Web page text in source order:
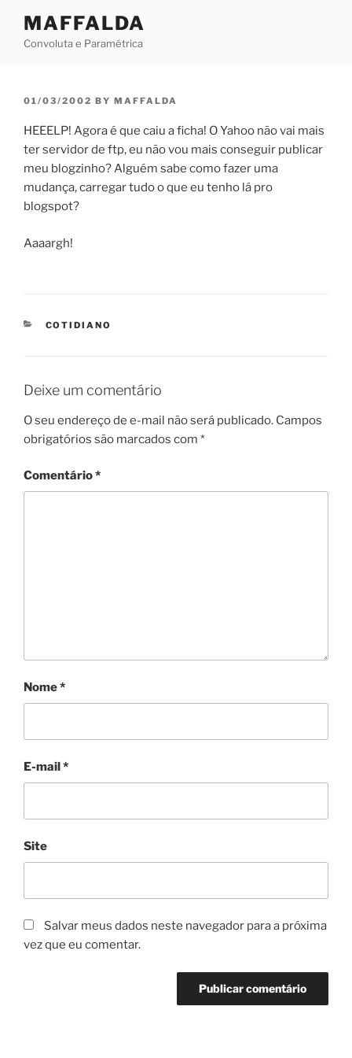
content
MAFFALDA
Convoluta e Paramétrica
POSTED
01/03/2002 BY MAFFALDA
HEEELP! Agora é que caiu a ficha! O Yahoo não vai mais
ter servidor de ftp, eu não vou mais conseguir publicar
meu blogzinho? Alguém sabe como fazer uma
mudança, carregar tudo o que eu tenho lá pro
blogspot?
Aaaargh!
CATEGORIES
COTIDIANO
Deixe um comentário
O seu endereço de e-mail não será publicado. Campos
obrigatórios são marcados com *
Comentário*
Nome*
E-mail*
Site
Salvar meus dados neste navegador para a próxima
vez que eu comentar.